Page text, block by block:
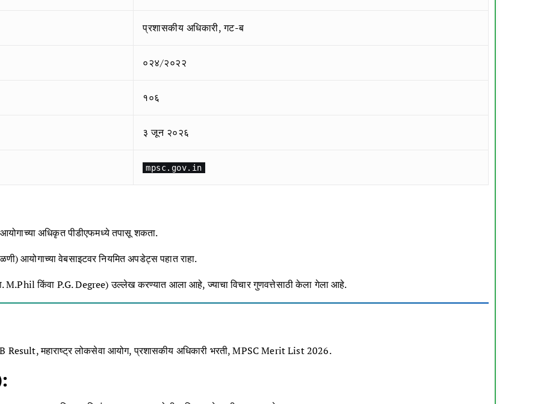
प्रशासकीय अधिकारी, गट-ब
०२४/२०२२
१०६
३ जून २०२६
mpsc.gov.in
अधिकृत पीडीएफमध्ये तपासू शकता.
आयोगाच्या वेबसाइटवर नियमित अपडेट्स पहात राहा.
M.Phil किंवा P.G. Degree) उल्लेख करण्यात आला आहे, ज्याचा विचार गुणवत्तेसाठी केला गेला आहे.
महाराष्ट्र लोकसेवा आयोग, प्रशासकीय अधिकारी भरती, MPSC Merit List 2026.